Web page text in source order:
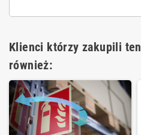
Klienci którzy zakupili
również: